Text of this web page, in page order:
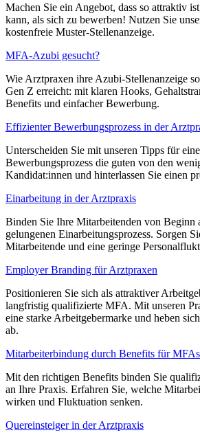
Machen Sie ein Angebot, dass so attraktiv
kann, als sich zu bewerben! Nutzen Sie
kostenfreie Muster-Stellenanzeige.
MFA-Azubi gesucht?
Wie Arztpraxen ihre Azubi-Stellenanzeige
Gen Z erreicht: mit klaren Hooks,
Benefits und einfacher Bewerbung.
Effizienter Bewerbungsprozess in der
Unterscheiden Sie mit unseren Tipps für
Bewerbungsprozess die guten von den
Kandidat:innen und hinterlassen Sie einen
Einarbeitung in der Arztpraxis
Binden Sie Ihre Mitarbeitenden von Beginn
gelungenen Einarbeitungsprozess. Sorgen
Mitarbeitende und eine geringe
Employer Branding für Arztpraxen
Positionieren Sie sich als attraktiver
langfristig qualifizierte MFA. Mit unseren
eine starke Arbeitgebermarke und heben
ab.
Mitarbeiterbindung durch Benefits für MFAs
Mit den richtigen Benefits binden Sie
an Ihre Praxis. Erfahren Sie, welche
wirken und Fluktuation senken.
Quereinsteiger in der Arztpraxis